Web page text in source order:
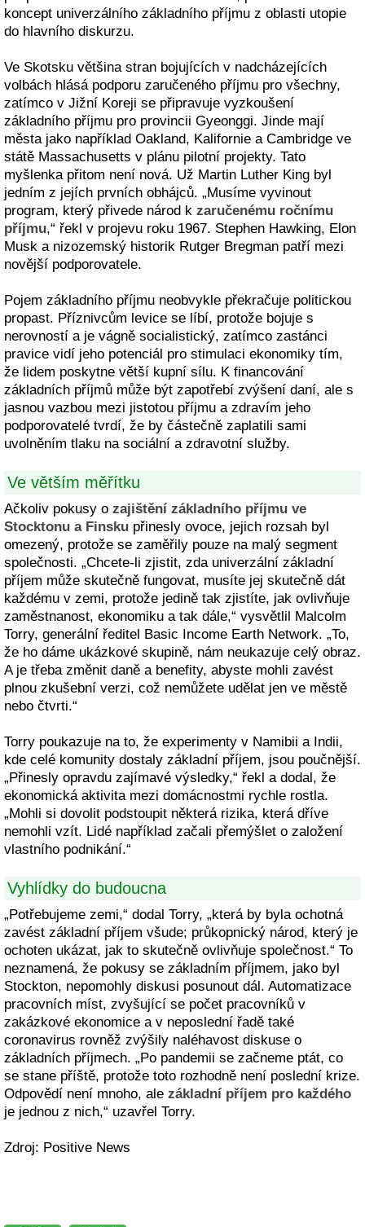
koncept univerzálního základního příjmu z oblasti utopie
do hlavního diskurzu.
Ve Skotsku většina stran bojujících v nadcházejících
volbách hlásá podporu zaručeného příjmu pro všechny,
zatímco v Jižní Koreji se připravuje vyzkoušení
základního příjmu pro provincii Gyeonggi. Jinde mají
města jako například Oakland, Kalifornie a Cambridge ve
státě Massachusetts v plánu pilotní projekty. Tato
myšlenka přitom není nová. Už Martin Luther King byl
jedním z jejích prvních obhájců. „Musíme vyvinout
program, který přivede národ k zaručenému ročnímu
příjmu,“ řekl v projevu roku 1967. Stephen Hawking, Elon
Musk a nizozemský historik Rutger Bregman patří mezi
novější podporovatele.
Pojem základního příjmu neobvykle překračuje politickou
propast. Příznivcům levice se líbí, protože bojuje s
nerovností a je vágně socialistický, zatímco zastánci
pravice vidí jeho potenciál pro stimulaci ekonomiky tím,
že lidem poskytne větší kupní sílu. K financování
základních příjmů může být zapotřebí zvýšení daní, ale s
jasnou vazbou mezi jistotou příjmu a zdravím jeho
podporovatelé tvrdí, že by částečně zaplatili sami
uvolněním tlaku na sociální a zdravotní služby.
Ve větším měřítku
Ačkoliv pokusy o zajištění základního příjmu ve
Stocktonu a Finsku přinesly ovoce, jejich rozsah byl
omezený, protože se zaměřily pouze na malý segment
společnosti. „Chcete-li zjistit, zda univerzální základní
příjem může skutečně fungovat, musíte jej skutečně dát
každému v zemi, protože jedině tak zjistíte, jak ovlivňuje
zaměstnanost, ekonomiku a tak dále,“ vysvětlil Malcolm
Torry, generální ředitel Basic Income Earth Network. „To,
že ho dáme ukázkové skupině, nám neukazuje celý obraz.
A je třeba změnit daně a benefity, abyste mohli zavést
plnou zkušební verzi, což nemůžete udělat jen ve městě
nebo čtvrti.“
Torry poukazuje na to, že experimenty v Namibii a Indii,
kde celé komunity dostaly základní příjem, jsou poučnější.
„Přinesly opravdu zajímavé výsledky,“ řekl a dodal, že
ekonomická aktivita mezi domácnostmi rychle rostla.
„Mohli si dovolit podstoupit některá rizika, která dříve
nemohli vzít. Lidé například začali přemýšlet o založení
vlastního podnikání.“
Vyhlídky do budoucna
„Potřebujeme zemi,“ dodal Torry, „která by byla ochotná
zavést základní příjem všude; průkopnický národ, který je
ochoten ukázat, jak to skutečně ovlivňuje společnost.“ To
neznamená, že pokusy se základním příjmem, jako byl
Stockton, nepomohly diskusi posunout dál. Automatizace
pracovních míst, zvyšující se počet pracovníků v
zakázkové ekonomice a v neposlední řadě také
coronavirus rovněž zvýšily naléhavost diskuse o
základních příjmech. „Po pandemii se začneme ptát, co
se stane příště, protože toto rozhodně není poslední krize.
Odpovědí není mnoho, ale základní příjem pro každého
je jednou z nich,“ uzavřel Torry.
Zdroj: Positive News